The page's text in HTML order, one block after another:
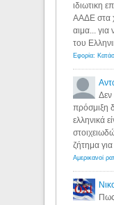
ιδιωτικη
ΑΑΔΕ στα
αιμα... για
του
Δεν
πρόσμιξη
ελληνικά
ζήτημα